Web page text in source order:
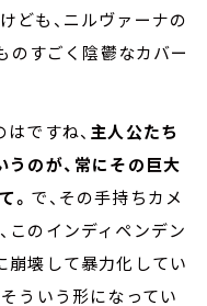
ども、ニルヴァーナの
すごく陰鬱なカバー
ですね、 主人公たち
うのが、常にその巨大
。 で、その手持ちカメ
このインディペンデン
崩壊して暴力化してい
ういう形になってい